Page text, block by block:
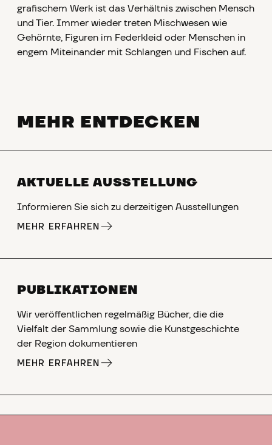
grafischem Werk ist das Verhältnis zwischen Mensch
und Tier. Immer wieder treten Mischwesen wie
Gehörnte, Figuren im Federkleid oder Menschen in
engem Miteinander mit Schlangen und Fischen auf.
MEHR ENTDECKEN
AKTUELLE AUSSTELLUNG
Informieren Sie sich zu derzeitigen Ausstellungen
MEHR ERFAHREN
PUBLIKATIONEN
Wir veröffentlichen regelmäßig Bücher, die die
Vielfalt der Sammlung sowie die Kunstgeschichte
der Region dokumentieren
MEHR ERFAHREN